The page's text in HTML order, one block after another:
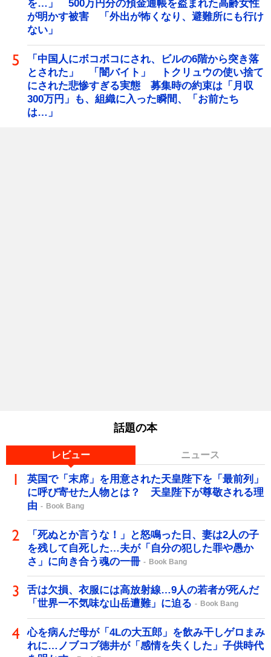
を…」 500万円分の預金通帳を盗まれた高齢女性
が明かす被害 「外出が怖くなり、避難所にも行け
ない」
「中国人にボコボコにされ、ビルの6階から突き落
とされた」 「闇バイト」 トクリュウの使い捨て
にされた悲惨すぎる実態 募集時の約束は「月収
300万円」も、組織に入った瞬間、「お前たち
は…」
話題の本
レビュー ニュース
英国で「末席」を用意された天皇陛下を「最前列」
に呼び寄せた人物とは？ 天皇陛下が尊敬される理
由
Book Bang
「死ぬとか言うな！」と怒鳴った日、妻は2人の子
を残して自死した…夫が「自分の犯した罪や愚か
さ」に向き合う魂の一冊
Book Bang
舌は欠損、衣服には高放射線…9人の若者が死んだ
「世界一不気味な山岳遭難」に迫る
Book Bang
心を病んだ母が「4Lの大五郎」を飲み干しゲロまみ
れに…ノブコブ徳井が「感情を失くした」子供時代